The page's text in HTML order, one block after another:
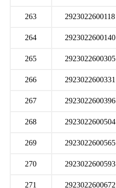
263 2923022600118
264 2923022600140
265 2923022600305
266 2923022600331
267 2923022600396
268 2923022600504
269 2923022600565
270 2923022600593
271 2923022600672